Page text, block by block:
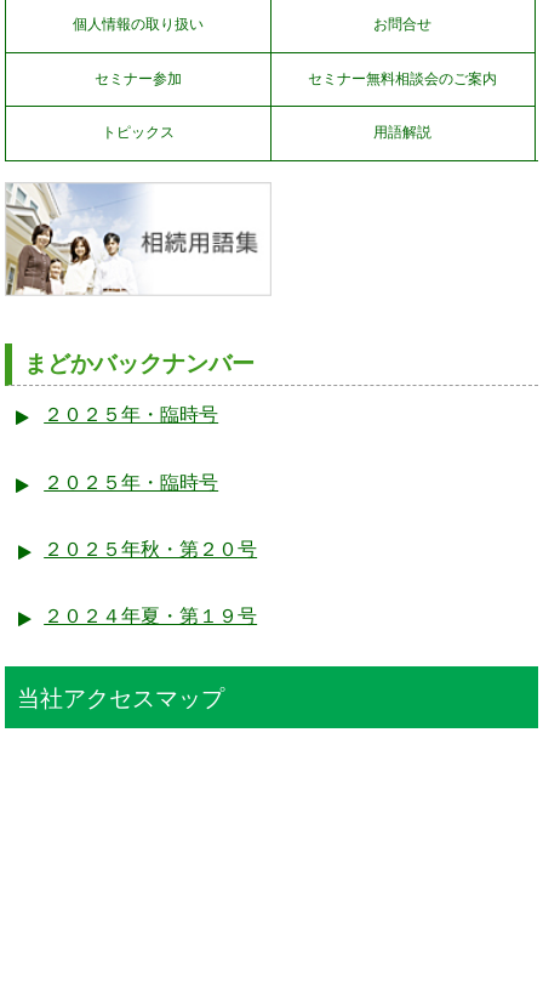
個人情報の取り扱い お問合せ
セミナー参加 セミナー無料相談会のご案内
トピックス 用語解説
まどかバックナンバー
２０２５年・臨時号
２０２５年・臨時号
２０２５年秋・第２０号
２０２４年夏・第１９号
当社アクセスマップ